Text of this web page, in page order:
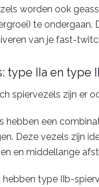
worden ook
te
van je fast-
type IIa en type
spiervezels zijn er
hebben een
Deze vezels zijn
en middellange
type IIb-